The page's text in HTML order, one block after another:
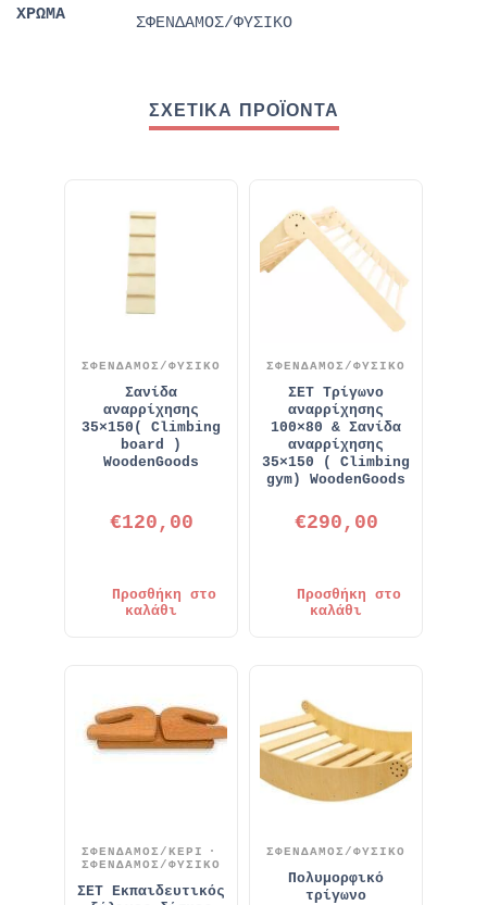
ΧΡΩΜΑ
ΣΦΕΝΔΑΜΟΣ/ΦΥΣΙΚΟ
ΣΧΕΤΙΚΆ ΠΡΟΪΌΝΤΑ
ΣΦΕΝΔΑΜΟΣ/ΦΥΣΙΚΟ
Σανίδα
αναρρίχησης
35×150( Climbing
board )
WoodenGoods
€120,00
Προσθήκη στο
καλάθι
ΣΦΕΝΔΑΜΟΣ/ΦΥΣΙΚΟ
ΣΕΤ Τρίγωνο
αναρρίχησης
100×80 & Σανίδα
αναρρίχησης
35×150 ( Climbing
gym) WoodenGoods
€290,00
Προσθήκη στο
καλάθι
ΣΦΕΝΔΑΜΟΣ/ΚΕΡΙ
ΣΦΕΝΔΑΜΟΣ/ΦΥΣΙΚΟ
ΣΕΤ Εκπαιδευτικός
ΣΦΕΝΔΑΜΟΣ/ΦΥΣΙΚΟ
Πολυμορφικό
τρίγωνο